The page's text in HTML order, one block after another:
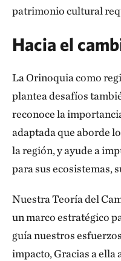
patrimonio cultural
Hacia el
La Orinoquia como
plantea desafíos
reconoce la
adaptada que aborde
la región, y ayude a
para sus ecosis­temas,
Nuestra Teoría del
un marco estratégico
guía nuestros
impacto, Gracias a ella